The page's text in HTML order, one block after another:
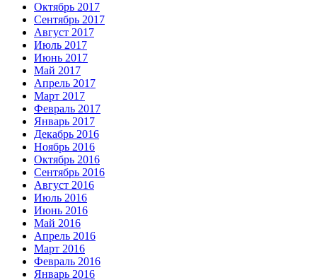
Октябрь 2017
Сентябрь 2017
Август 2017
Июль 2017
Июнь 2017
Май 2017
Апрель 2017
Март 2017
Февраль 2017
Январь 2017
Декабрь 2016
Ноябрь 2016
Октябрь 2016
Сентябрь 2016
Август 2016
Июль 2016
Июнь 2016
Май 2016
Апрель 2016
Март 2016
Февраль 2016
Январь 2016